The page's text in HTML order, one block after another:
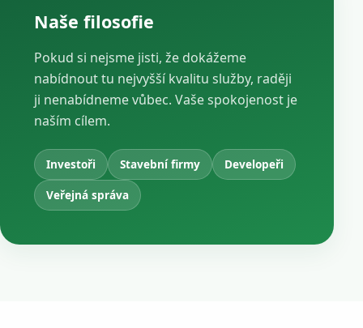
Naše filosofie
Pokud si nejsme jisti, že dokážeme
nabídnout tu nejvyšší kvalitu služby, raději
ji nenabídneme vůbec. Vaše spokojenost je
naším cílem.
Investoři Stavební firmy
Developeři
Veřejná správa